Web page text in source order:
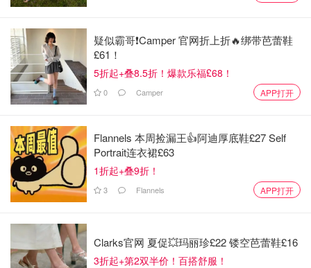
疑似霸哥❗️Camper 官网折上折🔥绑带芭蕾鞋
£61！
5折起+叠8.5折！爆款乐福£68！
0 Camper APP打开
Flannels 本周捡漏王👍阿迪厚底鞋£27 Self
Portrait连衣裙£63
1折起+叠9折！
3 Flannels APP打开
Clarks官网 夏促💥玛丽珍£22 镂空芭蕾鞋£16
3折起+第2双半价！百搭舒服！